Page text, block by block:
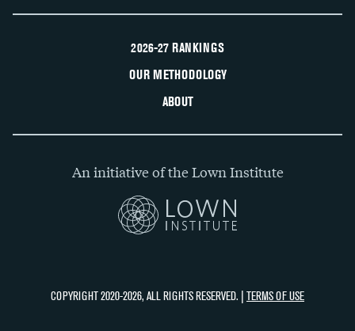
2026-27 RANKINGS
OUR METHODOLOGY
ABOUT
An initiative of the Lown Institute
COPYRIGHT 2020-2026, ALL RIGHTS RESERVED. | TERMS OF USE